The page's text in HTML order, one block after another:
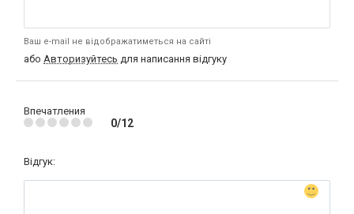
Ваш e-mail не відображатиметься на сайті
або Авторизуйтесь для написання відгуку
Впечатления
0/12
Відгук: